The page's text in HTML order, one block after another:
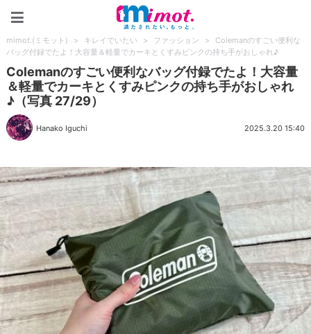
mimot.(ミモット) > キレイでいたい > ファッション >
Colemanのすごい便利な
バッグ付録でたよ！大容量＆軽量でカーキとくすみピンクの持ち手がおしゃれ♪
Colemanのすごい便利なバッグ付録でたよ！大容量
＆軽量でカーキとくすみピンクの持ち手がおしゃれ
♪（写真 27/29）
Hanako Iguchi 2025.3.20 15:40